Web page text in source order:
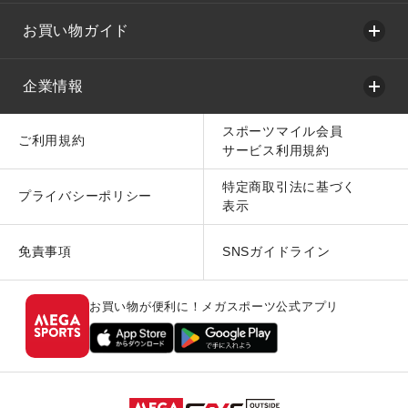
お買い物ガイド
企業情報
ご利用規約
スポーツマイル会員
サービス利用規約
プライバシーポリシー
特定商取引法に基づく
表示
免責事項 SNSガイドライン
お買い物が便利に！メガスポーツ公式アプリ